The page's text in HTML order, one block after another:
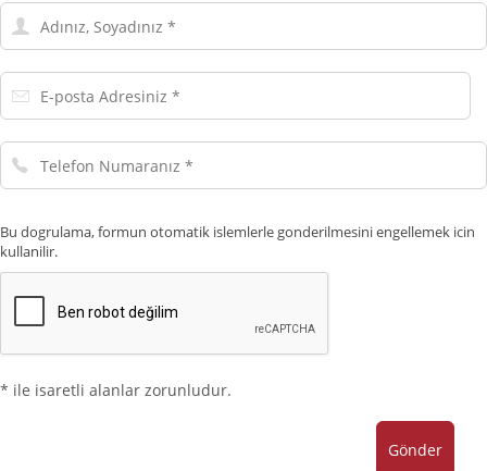
Adınız,
Soyadınız
E-
posta
Telefon
Numaranız
Bu dogrulama, formun otomatik islemlerle gonderilmesini engellemek icin
kullanilir.
* ile isaretli alanlar zorunludur.
Gönder